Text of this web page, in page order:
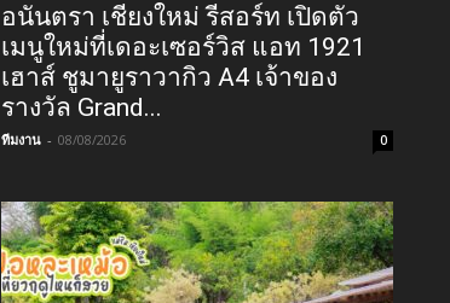
อนันตรา เชียงใหม่ รีสอร์ท เปิดตัว
เมนูใหม่ที่เดอะเซอร์วิส แอท 1921
เฮาส์ ชูมายูราวากิว A4 เจ้าของ
รางวัล Grand...
ทีมงาน - 08/08/2026 0